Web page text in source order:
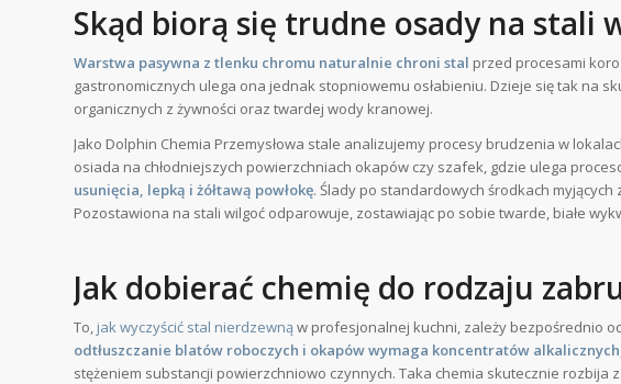
Skąd biorą się trudne osady na stali
Warstwa pasywna z tlenku chromu naturalnie chroni stal przed procesami
gastronomicznych ulega ona jednak stopniowemu osłabieniu. Dzieje się tak na
organicznych z żywności oraz twardej wody kranowej.
Jako Dolphin Chemia Przemysłowa stale analizujemy procesy brudzenia w
osiada na chłodniejszych powierzchniach okapów czy szafek, gdzie ulega
usunięcia, lepką i żółtawą powłokę. Ślady po standardowych środkach
Pozostawiona na stali wilgoć odparowuje, zostawiając po sobie twarde, białe
Jak dobierać chemię do rodzaju
To, jak wyczyścić stal nierdzewnąw profesjonalnej kuchni, zależy bezpośrednio
odtłuszczanie blatów roboczych i okapów wymaga koncentratów alkalicznych
stężeniem substancji powierzchniowo czynnych. Taka chemia skutecznie rozbija